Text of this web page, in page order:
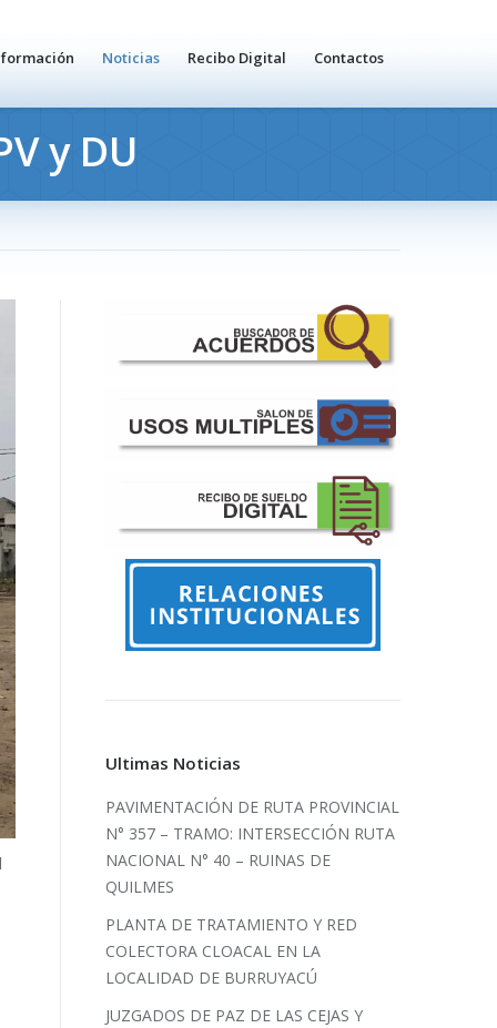
Noticias Recibo Digital Contactos
y DU
Ultimas Noticias
PAVIMENTACIÓN DE RUTA PROVINCIAL
N° 357 – TRAMO: INTERSECCIÓN RUTA
NACIONAL N° 40 – RUINAS DE
QUILMES
PLANTA DE TRATAMIENTO Y RED
COLECTORA CLOACAL EN LA
LOCALIDAD DE BURRUYACÚ
JUZGADOS DE PAZ DE LAS CEJAS Y